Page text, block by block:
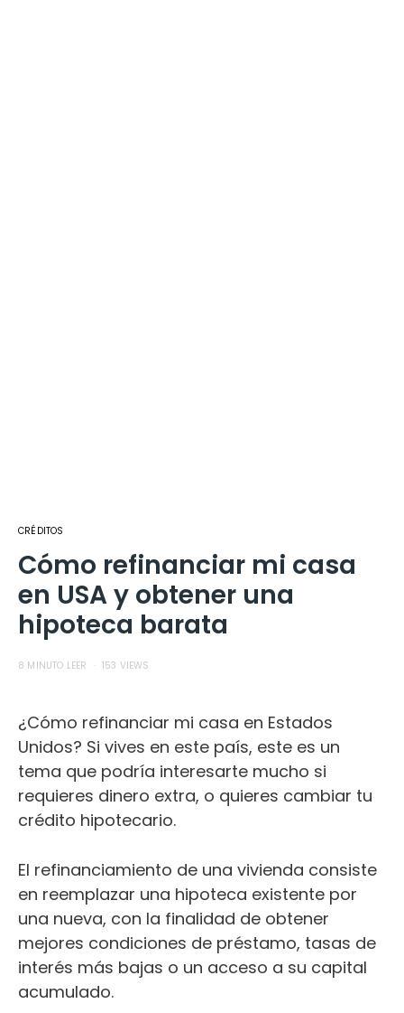
CRÉDITOS
Cómo refinanciar mi casa
en USA y obtener una
hipoteca barata
8 MINUTO LEER 153 VIEWS
¿Cómo refinanciar mi casa en Estados
Unidos? Si vives en este país, este es un
tema que podría interesarte mucho si
requieres dinero extra, o quieres cambiar tu
crédito hipotecario.
El refinanciamiento de una vivienda consiste
en reemplazar una hipoteca existente por
una nueva, con la finalidad de obtener
mejores condiciones de préstamo, tasas de
interés más bajas o un acceso a su capital
acumulado.